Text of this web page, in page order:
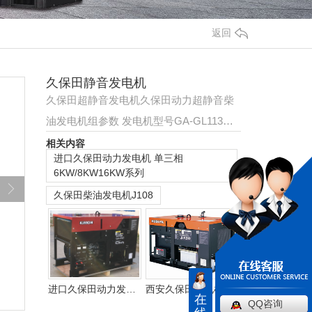
返回
久保田静音发电机
久保田超静音发电机久保田动力超静音柴
油发电机组参数 发电机型号GA-GL113额
定电压单相230V频率Hz50输出14.5KVA额
定输出13.2KVA…
相关内容
进口久保田动力发电机 单三相
6KW/8KW16KW系列
久保田柴油发电机J108
进口久保田动力发电机 单三相6KW/8KW16KW系列 西安久保田发电机J320
在
QQ咨询